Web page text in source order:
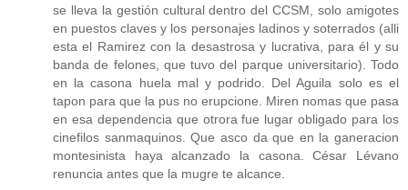
se lleva la gestión cultural dentro del CCSM, solo amigotes
en puestos claves y los personajes ladinos y soterrados (alli
esta el Ramirez con la desastrosa y lucrativa, para él y su
banda de felones, que tuvo del parque universitario). Todo
en la casona huela mal y podrido. Del Aguila solo es el
tapon para que la pus no erupcione. Miren nomas que pasa
en esa dependencia que otrora fue lugar obligado para los
cinefilos sanmaquinos. Que asco da que en la ganeracion
montesinista haya alcanzado la casona. César Lévano
renuncia antes que la mugre te alcance.